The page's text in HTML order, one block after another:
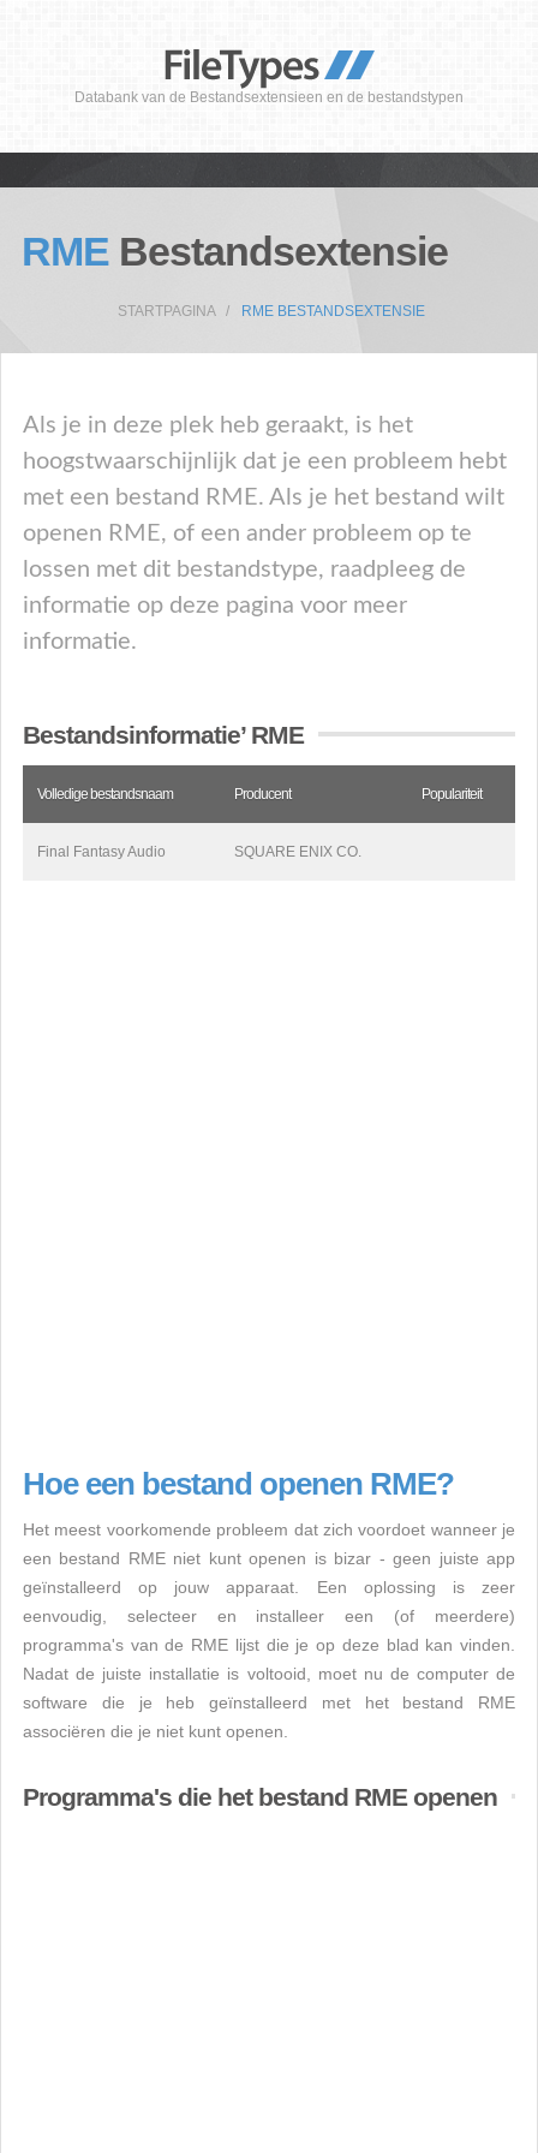
Databank van de Bestandsextensieen en de bestandstypen
RME Bestandsextensie
STARTPAGINA RME BESTANDSEXTENSIE
Als je in deze plek heb geraakt, is het
hoogstwaarschijnlijk dat je een probleem hebt
met een bestand RME. Als je het bestand wilt
openen RME, of een ander probleem op te
lossen met dit bestandstype, raadpleeg de
informatie op deze pagina voor meer
informatie.
Bestandsinformatie’ RME
Volledige bestandsnaam Producent Populariteit
Final Fantasy Audio SQUARE ENIX CO.
Hoe een bestand openen RME?
Het meest voorkomende probleem dat zich voordoet wanneer je
een bestand RME niet kunt openen is bizar - geen juiste app
geïnstalleerd op jouw apparaat. Een oplossing is zeer
eenvoudig, selecteer en installeer een (of meerdere)
programma's van de RME lijst die je op deze blad kan vinden.
Nadat de juiste installatie is voltooid, moet nu de computer de
software die je heb geïnstalleerd met het bestand RME
associëren die je niet kunt openen.
Programma's die het bestand RME openen